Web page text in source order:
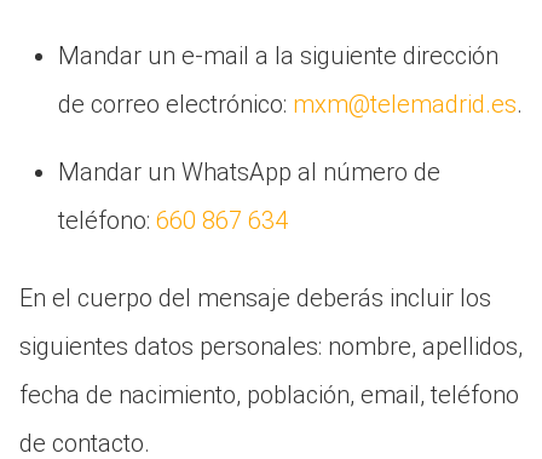
Mandar un e-mail a la siguiente dirección
de correo electrónico: mxm@telemadrid.es.
Mandar un WhatsApp al número de
teléfono: 660 867 634
En el cuerpo del mensaje deberás incluir los
siguientes datos personales: nombre, apellidos,
fecha de nacimiento, población, email, teléfono
de contacto.